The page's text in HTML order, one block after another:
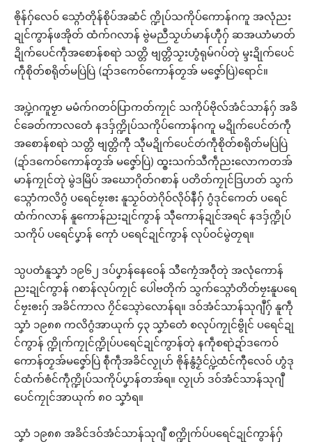
ၜိုန်ဂှ်လေဝ် သ္ဂောံတိုန်စိုပ်အဆံင် က္ဍိုပ်သကိုပ်ကောန်ဂကူ အလုံညး
ဍုင်ကွာန်ဖအိုတ် ထံက်ဂလာန် ဗွဲမညဳသၟဟ်မာန်ဟီုဂှ် ဆအယာံမာတ်
ဍိုက်ပေင်ကဵုအစောန်စရာဲ သတ္တိ ဗျတ္တိသၟးဟွံရုမ်ဂပ်တုဲ မ္ဒးဍိုက်ပေင်
ကဵုစိုတ်စရိုတ်မပြဲပြဲ (ဍာ်ဒကေဝ်ကောန်တၟအ် မဇၞော်ပြဲ)ရောင်။
အပ္ဍဲဂကူဗၟာ မမံက်ဂတဝ်ပြာကတ်ကၠုင် သကိုပ်ဗိုလ်အံင်သာန်ဂှ် အခိ
င်ခေတ်ကာလတေံ နဒဒှ်က္ဍိုပ်သကိုပ်ကောန်ဂကူ မဍိုက်ပေင်တဴကဵု
အစောန်စရာဲ သတ္တိ ဗျတ္တိကီု သီုမဍိုက်ပေင်တဴကဵုစိုတ်စရိုတ်မပြဲပြဲ
(ဍာ်ဒကေဝ်ကောန်တၟအ် မဇၞော်ပြဲ) ထ္ၜးသက်သဳကဵုညးလောကတအ်
မာန်ကၠုင်တုဲ မွဲဒမြိပ် အဃောဂိုတ်ဂစာန် ပတိတ်ကၠုင်ဒြဟတ် သွက်
သ္ဂောံကလိဂွံ ပရေင်ဗၠးၜး နူသၟဝ်တဲဂိုဝ်လိုဝ်နဳဂှ် ဂွံဒုင်ကေတ် ပရေင်
ထံက်ဂလာန် နူကောန်ညးဍုင်ကွာန် သီုကောန်ဍုင်အရင် နဒဒှ်က္ဍိုပ်
သကိုပ် ပရေင်ပၞာန် ကေုာံ ပရေင်ဍုင်ကွာန် လုပ်ဝင်မွဲတၠရ။
သ္ပပတံနူသၞာံ ၁၉၆၂ ဒပ်ပၞာန်နေဝေန် သီကၠေံအဝဵုတုဲ အလုံကောန်
ညးဍုင်ကွာန် ဂစာန်လုပ်ကၠုင် ပေါဲဗတိုက် သွက်သ္ဂောံတိတ်ဗၠးနူပရေ
င်ဗၠးၜးဂှ် အခိင်ကာလ ဂၠိင်သ္ၚောဲလောန်ရ။ ဒဝ်အံင်သာန်သုဂျဳဂှ် နူကဵု
သၞာံ ၁၉၈၈ ကလိဂွံအာယုက် ၄၃ သၞာံတေံ စလုပ်ကၠုင်ဗွိုင် ပရေင်ဍု
င်ကွာန် က္ဍိုက်ကၠုင်က္ဍိုပ်ပရေင်ဍုင်ကွာန်တုဲ နကဵုစရာဲဍာ်ဒကေဝ်
ကောန်တၟအ်မဇၞော်ပြဲ စဵုကဵုအခိင်လၟုဟ် ၜိုန်နွံဒၟံင်ပ္ဍဲထံင်ကီုလေဝ် ဟွံဒု
င်ထံက်ၜံင်ကဵုက္ဍိုပ်သကိုပ်ပၞာန်တအ်ရ။ လၟုဟ် ဒဝ်အံင်သာန်သုဂျဳ
ပေင်ကၠုင်အာယုက် ၈၀ သၞာံရ။
သၞာံ ၁၉၈၈ အခိင်ဒဝ်အံင်သာန်သုဂျဳ စက္ဍိုက်ပ်ပရေင်ဍုင်ကွာန်ဂှ်